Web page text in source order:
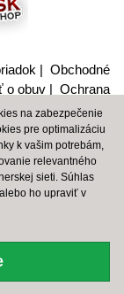
| Obchodné
o obuv | Ochrana
s citlivými údajmi
|SHOP
SPALDING
by Martin
na zabezpečenie
pre optimalizáciu
k vašim potrebám,
relevantného
sieti. Súhlas
ho upraviť v